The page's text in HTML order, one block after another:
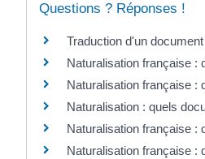
Questions ? Réponses !
Traduction d'un
Naturalisation française :
Naturalisation française :
Naturalisation : quels
Naturalisation française :
Naturalisation française :